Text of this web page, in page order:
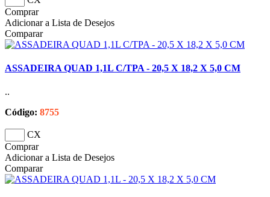
Comprar
Adicionar a Lista de Desejos
Comparar
ASSADEIRA QUAD 1,1L C/TPA - 20,5 X 18,2 X 5,0 CM
..
Código: 8755
CX
Comprar
Adicionar a Lista de Desejos
Comparar